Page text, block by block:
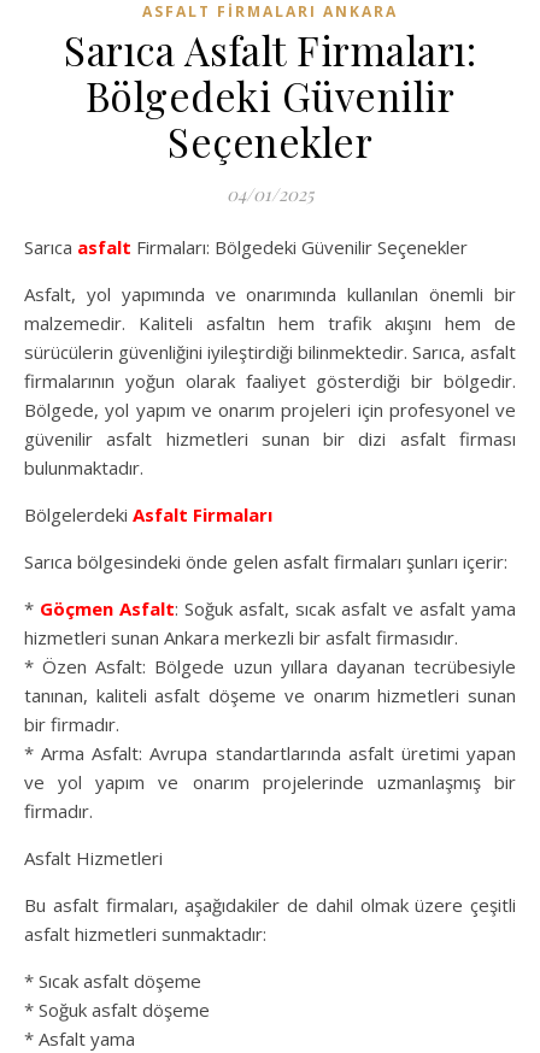
ASFALT FIRMALARI ANKARA
Sarıca Asfalt Firmaları:
Bölgedeki Güvenilir
Seçenekler
04/01/2025
Sarıca asfalt Firmaları: Bölgedeki Güvenilir Seçenekler
Asfalt, yol yapımında ve onarımında kullanılan önemli bir
malzemedir. Kaliteli asfaltın hem trafik akışını hem de
sürücülerin güvenliğini iyileştirdiği bilinmektedir. Sarıca, asfalt
firmalarının yoğun olarak faaliyet gösterdiği bir bölgedir.
Bölgede, yol yapım ve onarım projeleri için profesyonel ve
güvenilir asfalt hizmetleri sunan bir dizi asfalt firması
bulunmaktadır.
Bölgelerdeki Asfalt Firmaları
Sarıca bölgesindeki önde gelen asfalt firmaları şunları içerir:
* Göçmen Asfalt: Soğuk asfalt, sıcak asfalt ve asfalt yama
hizmetleri sunan Ankara merkezli bir asfalt firmasıdır.
* Özen Asfalt: Bölgede uzun yıllara dayanan tecrübesiyle
tanınan, kaliteli asfalt döşeme ve onarım hizmetleri sunan
bir firmadır.
* Arma Asfalt: Avrupa standartlarında asfalt üretimi yapan
ve yol yapım ve onarım projelerinde uzmanlaşmış bir
firmadır.
Asfalt Hizmetleri
Bu asfalt firmaları, aşağıdakiler de dahil olmak üzere çeşitli
asfalt hizmetleri sunmaktadır:
* Sıcak asfalt döşeme
* Soğuk asfalt döşeme
* Asfalt yama